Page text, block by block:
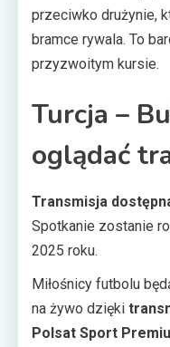
przeciwko drużynie,
bramce rywala. To
przyzwoitym kursie.
Turcja –
oglądać
Transmisja
Spotkanie zostanie
2025 roku.
Miłośnicy futbolu
na żywo dzięki
Polsat Sport